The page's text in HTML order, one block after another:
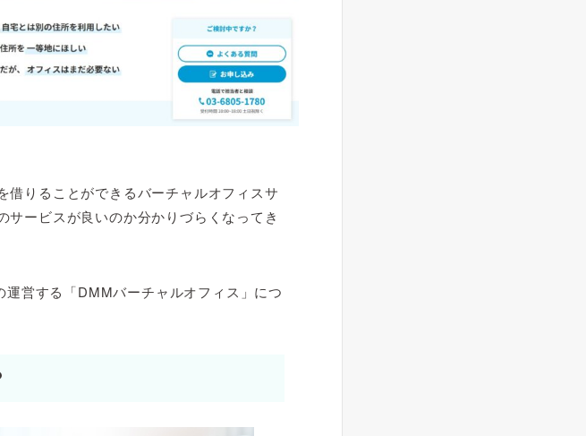
借りることができるバーチャルオフィスサ
ービスが良いのか分かりづらくなってき
営する「DMMバーチャルオフィス」につ